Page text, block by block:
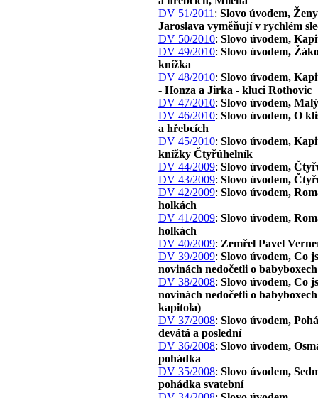
DV 51/2011 : Slovo úvodem,
Jaroslava vyměňují v rychlém
DV 50/2010: Slovo úvodem,
DV 49/2010: Slovo úvodem,
knížka
DV 48/2010: Slovo úvodem,
- Honza a Jirka - kluci Rothovic
DV 47/2010: Slovo úvodem,
DV 46/2010: Slovo úvodem, O
a hřebcích
DV 45/2010: Slovo úvodem,
knížky Čtyřúhelník
DV 44/2009: Slovo úvodem,
DV 43/2009: Slovo úvodem,
DV 42/2009: Slovo úvodem,
holkách
DV 41/2009: Slovo úvodem,
holkách
DV 40/2009: Zemřel Pavel
DV 39/2009: Slovo úvodem, Co
novinách nedočetli o babyboxech
DV 38/2008: Slovo úvodem, Co
novinách nedočetli o
kapitola)
DV 37/2008: Slovo úvodem,
devátá a poslední
DV 36/2008: Slovo úvodem,
pohádka
DV 35/2008: Slovo úvodem,
pohádka svatební